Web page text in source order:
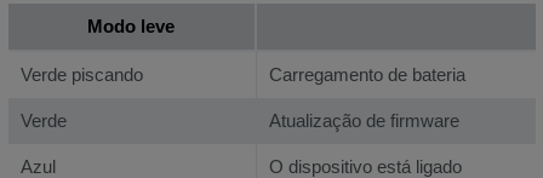
Modo leve
Verde piscando Carregamento de bateria
Verde Atualização de firmware
Azul O dispositivo está ligado